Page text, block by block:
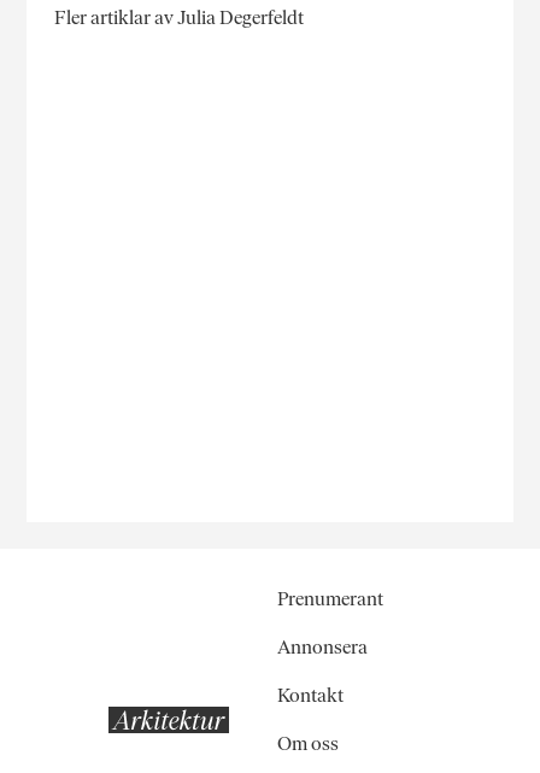
Fler artiklar av Julia Degerfeldt
Prenumerant
Annonsera
Kontakt
Om oss